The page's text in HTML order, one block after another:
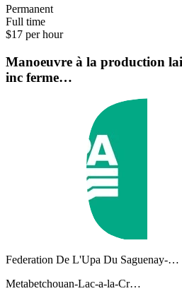
Permanent
Full time
$17 per hour
Manoeuvre à la production
inc ferme…
Federation De L'Upa Du Saguenay-…
Metabetchouan-Lac-a-la-Cr…